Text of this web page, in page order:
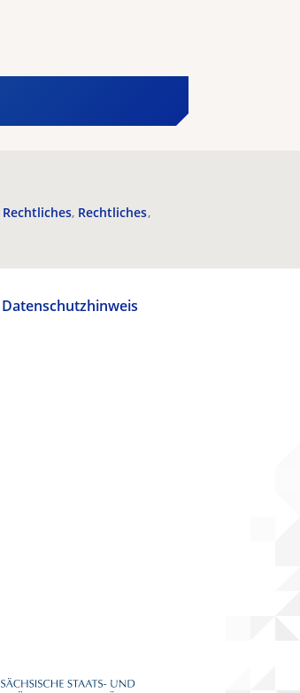
Rechtliches Rechtliches
Datenschutzhinweis